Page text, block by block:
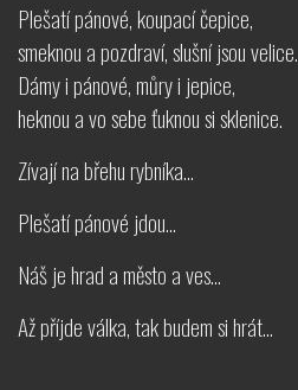
Plešatí pánové, koupací čepice,
smeknou a pozdraví, slušní jsou velice.
Dámy i pánové, můry i jepice,
heknou a vo sebe ťuknou si sklenice.
Zívají na břehu rybníka...
Plešatí pánové jdou...
Náš je hrad a město a ves...
Až příjde válka, tak budem si hrát...